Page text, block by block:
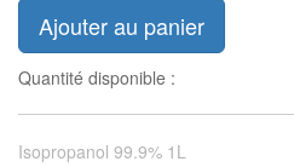
Ajouter au panier
Quantité disponible :
Isopropanol 99.9% 1L